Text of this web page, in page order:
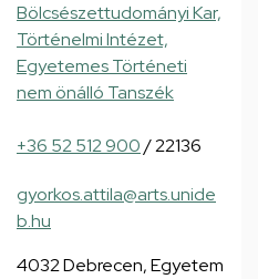
Bölcsészettudományi Kar,
Történelmi Intézet,
Egyetemes Történeti
nem önálló Tanszék
+36 52 512 900/ 22136
gyorkos.attila@arts.unide
b.hu
4032 Debrecen, Egyetem